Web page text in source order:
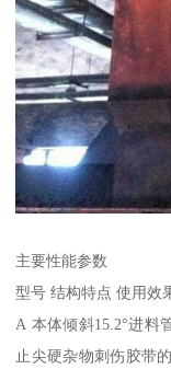
主要性能参数
型号 结构特点 使用效
A 本体倾斜15.2°进料
止尖硬杂物刺伤胶带